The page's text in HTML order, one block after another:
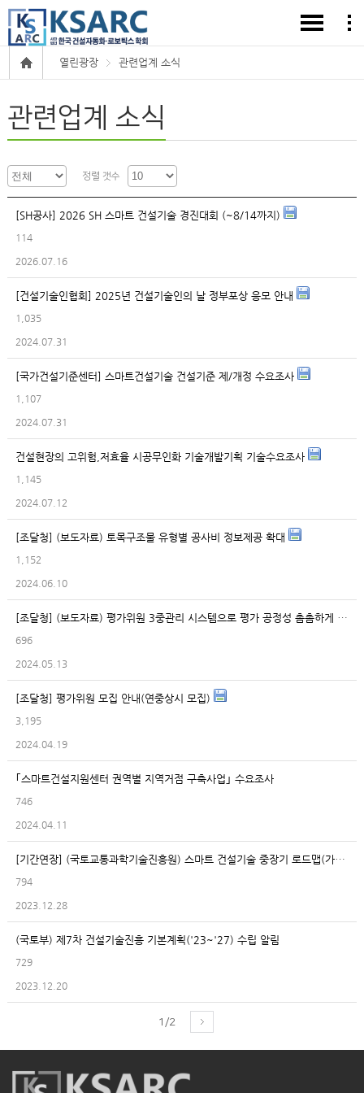
열린광장 관련업계 소식
관련업계 소식
정렬 갯수
[SH공사] 2026 SH 스마트 건설기술 경진대회 (~8/14까지)
114
2026.07.16
[건설기술인협회] 2025년 건설기술인의 날 정부포상 응모 안내
1,035
2024.07.31
[국가건설기준센터] 스마트건설기술 건설기준 제/개정 수요조사
1,107
2024.07.31
건설현장의 고위험,저효율 시공무인화 기술개발기획 기술수요조사
1,145
2024.07.12
[조달청] (보도자료) 토목구조물 유형별 공사비 정보제공 확대
1,152
2024.06.10
[조달청] (보도자료) 평가위원 3중관리 시스템으로 평가 공정성 촘촘하게 관리한다
696
2024.05.13
[조달청] 평가위원 모집 안내(연중상시 모집)
3,195
2024.04.19
｢스마트건설지원센터 권역별 지역거점 구축사업｣ 수요조사
746
2024.04.11
[기간연장] (국토교통과학기술진흥원) 스마트 건설기술 중장기 로드맵(가칭) 수립을 위한 연구자 및 업계실무자 대상 기술수요조사 시행의 건
794
2023.12.28
(국토부) 제7차 건설기술진흥 기본계획('23~'27) 수립 알림
729
2023.12.20
1/2